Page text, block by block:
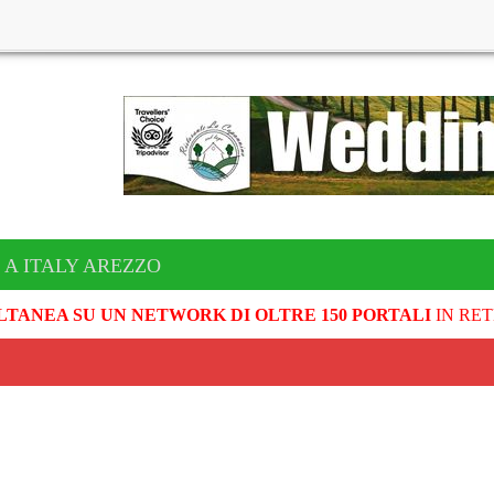
ITALY AREZZO
SU UN NETWORK DI OLTRE 150 PORTALIIN